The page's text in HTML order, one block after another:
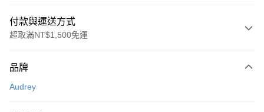
付款與運送方式
超取滿NT$1,500免運
信用卡一次付款
品牌
Audrey